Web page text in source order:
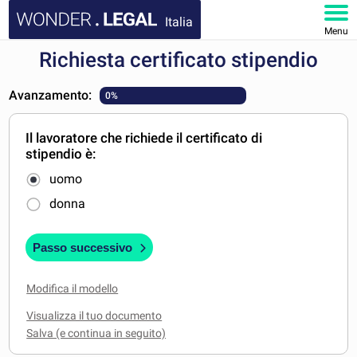
Italia
Menu
HOMEPAGE
DOCUMENTI
FAQ
IL MIO ACCOUNT
Richiesta certificato stipendio
Avanzamento: 0%
Il lavoratore che richiede il certificato di
stipendio è:
uomo
donna
Passo successivo
Modifica il modello
Visualizza il tuo documento